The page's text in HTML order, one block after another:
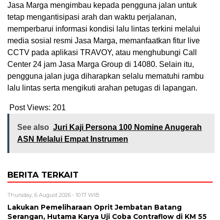
Jasa Marga mengimbau kepada pengguna jalan untuk
tetap mengantisipasi arah dan waktu perjalanan,
memperbarui informasi kondisi lalu lintas terkini melalui
media sosial resmi Jasa Marga, memanfaatkan fitur live
CCTV pada aplikasi TRAVOY, atau menghubungi Call
Center 24 jam Jasa Marga Group di 14080. Selain itu,
pengguna jalan juga diharapkan selalu mematuhi rambu
lalu lintas serta mengikuti arahan petugas di lapangan.
Post Views: 201
See also Juri Kaji Persona 100 Nomine Anugerah
ASN Melalui Empat Instrumen
BERITA TERKAIT
Thursday, 6 August 2026 - 10:17 WIB
Lakukan Pemeliharaan Oprit Jembatan Batang
Serangan, Hutama Karya Uji Coba Contraflow di KM 55